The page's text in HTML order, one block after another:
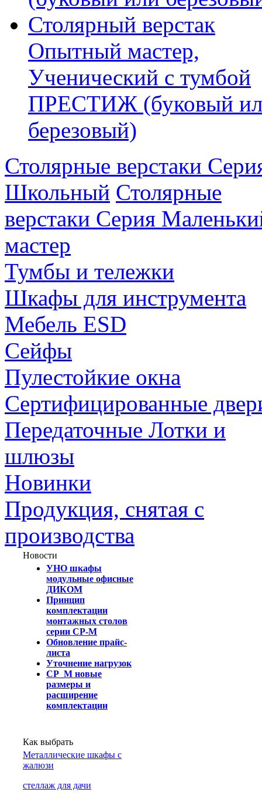
Столярный верстак
Опытный мастер,
Ученический с тумбой
ПРЕСТИЖ (буковый
березовый)
Столярные верстаки
Школьный Столярные
верстаки Серия
мастер
Тумбы и тележки
Шкафы для инструмента
Мебель ESD
Сейфы
Пулестойкие окна
Сертифицированные
Передаточные Лотки и
шлюзы
Новинки
Продукция, снятая с
производства
Новости
УНО шкафы
модульные офисные
ДИКОМ
Принцип
комплектации
монтажных столов
серии СР-М
Обновление прайс-
листа
Уточнение нагрузок
СР_М новые
размеры и
расширение
комплектации
Как выбрать
Металлические шкафы с
жалюзи
cтеллаж для дачи